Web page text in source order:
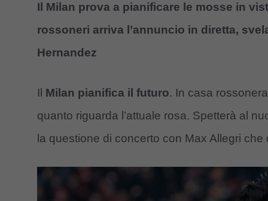
Il Milan prova a pianificare le mosse in
rossoneri arriva l’annuncio in diretta,
Hernandez
Il Milan pianifica il futuro. In casa
quanto riguarda l’attuale rosa. Spetterà al
la questione di concerto con Max Allegri